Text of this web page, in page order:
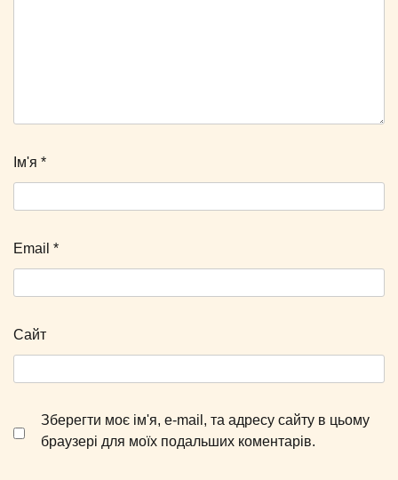
Ім'я *
Email *
Сайт
Зберегти моє ім'я, e-mail, та адресу сайту в цьому
браузері для моїх подальших коментарів.